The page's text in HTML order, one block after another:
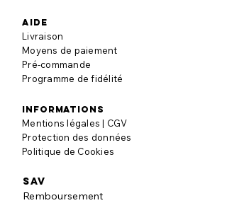
aide
Livraison
Moyens de paiement
Pré-commande
Programme de fidélité
informations
Mentions légales | CGV
Protection des données
Politique de Cookies
SAV
Remboursement